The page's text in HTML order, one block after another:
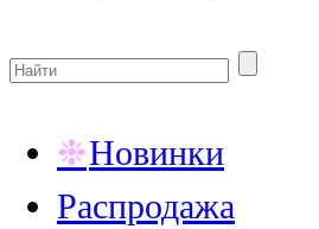
Новинки
Распродажа